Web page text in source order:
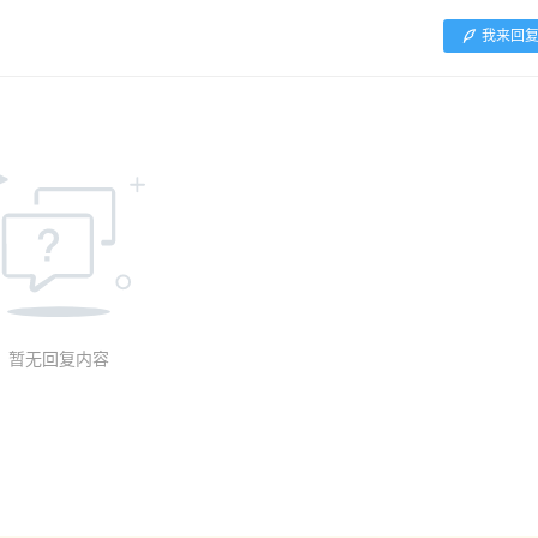
我来回复
暂无回复内容